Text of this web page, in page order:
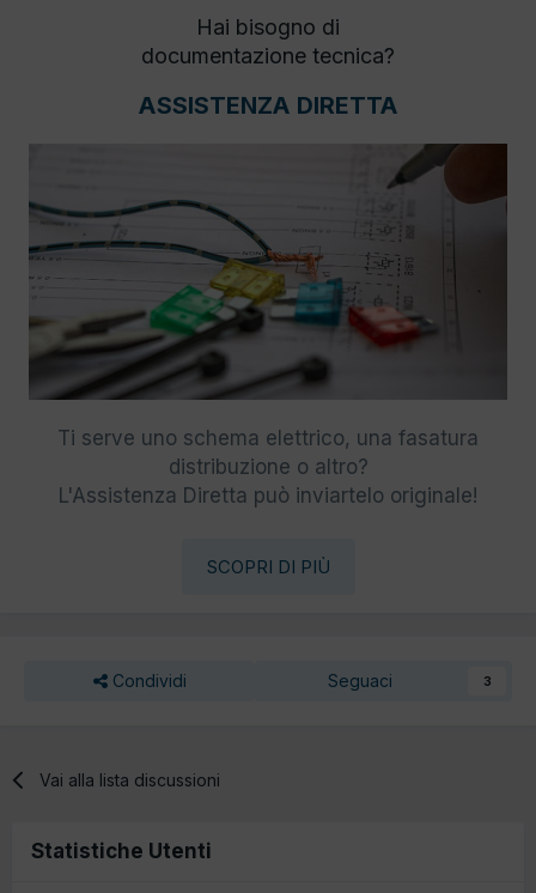
Hai bisogno di
documentazione tecnica?
ASSISTENZA DIRETTA
Ti serve uno schema elettrico, una fasatura
distribuzione o altro?
L'Assistenza Diretta può inviartelo originale!
SCOPRI DI PIÙ
Condividi Seguaci 3
Vai alla lista discussioni
Statistiche Utenti